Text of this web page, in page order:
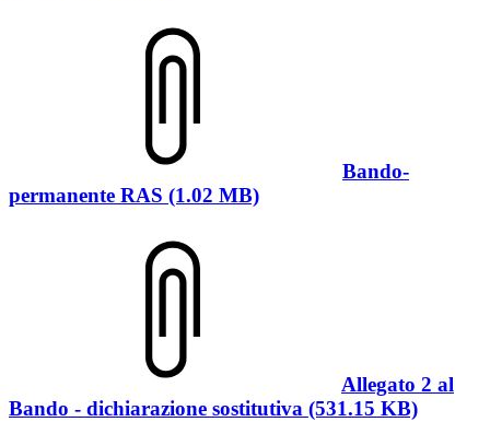
Bando-
permanente RAS (1.02 MB)
Allegato 2 al
Bando - dichiarazione sostitutiva (531.15 KB)